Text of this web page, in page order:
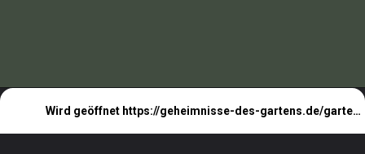
Wird geöffnet https://geheimnisse-des-gartens.de/gartenarbeiten-im-april/